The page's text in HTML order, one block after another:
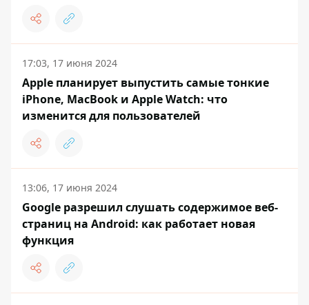
17:03, 17 июня 2024
Apple планирует выпустить самые тонкие
iPhone, MacBook и Apple Watch: что
изменится для пользователей
13:06, 17 июня 2024
Google разрешил слушать содержимое веб-
страниц на Android: как работает новая
функция